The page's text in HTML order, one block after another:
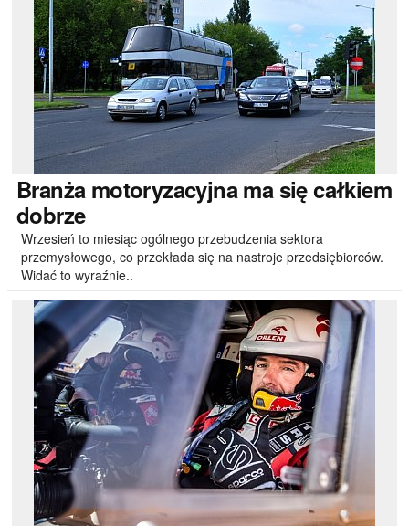
Branżamotoryzacyjna ma się całkiem
dobrze
Wrzesień to miesiąc ogólnego przebudzenia sektora
przemysłowego, co przekłada się na nastroje przedsiębiorców.
Widać to wyraźnie..